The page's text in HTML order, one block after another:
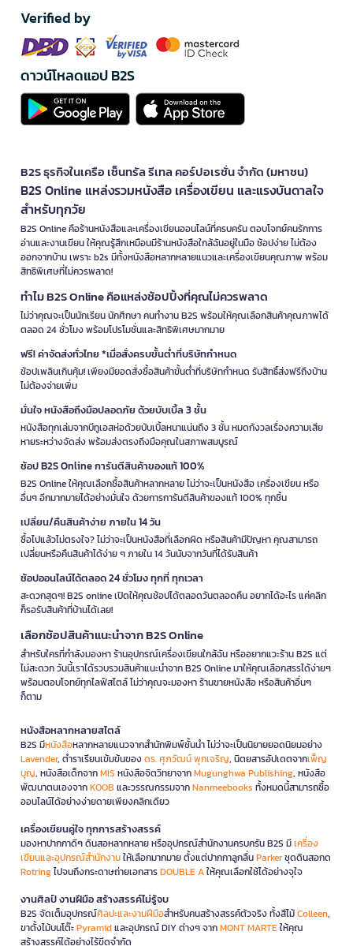
Verified by
ดาวน์โหลดแอป B2S
B2S ธุรกิจในเครือ เซ็นทรัล รีเทล คอร์ปอเรชั่น จำกัด (มหาชน)
B2S Online แหล่งรวมหนังสือ เครื่องเขียน และแรงบันดาลใจ
สำหรับทุกวัย
B2S Online คือร้านหนังสือและเครื่องเขียนออนไลน์ที่ครบครัน ตอบโจทย์คนรักการ
อ่านและงานเขียน ให้คุณรู้สึกเหมือนมีร้านหนังสือใกล้ฉันอยู่ในมือ ช้อปง่าย ไม่ต้อง
ออกจากบ้าน เพราะ b2s มีทั้งหนังสือหลากหลายแนวและเครื่องเขียนคุณภาพ พร้อม
สิทธิพิเศษที่ไม่ควรพลาด!
ทำไม B2S Online คือแหล่งช้อปปิ้งที่คุณไม่ควรพลาด
ไม่ว่าคุณจะเป็นนักเรียน นักศึกษา คนทำงาน B2S พร้อมให้คุณเลือกสินค้าคุณภาพได้
ตลอด 24 ชั่วโมง พร้อมโปรโมชั่นและสิทธิพิเศษมากมาย
ฟรี! ค่าจัดส่งทั่วไทย *เมื่อสั่งครบขั้นต่ำที่บริษัทกำหนด
ช้อปเพลินเกินคุ้ม! เพียงมียอดสั่งซื้อสินค้าขั้นต่ำที่บริษัทกำหนด รับสิทธิ์ส่งฟรีถึงบ้าน
ไม่ต้องจ่ายเพิ่ม
มั่นใจ หนังสือถึงมือปลอดภัย ด้วยบับเบิ้ล 3 ชั้น
หนังสือทุกเล่มจากบีทูเอสห่อด้วยบับเบิ้ลหนาแน่นถึง 3 ชั้น หมดกังวลเรื่องความเสีย
หายระหว่างจัดส่ง พร้อมส่งตรงถึงมือคุณในสภาพสมบูรณ์
ช้อป B2S Online การันตีสินค้าของแท้ 100%
B2S Online ให้คุณเลือกซื้อสินค้าหลากหลาย ไม่ว่าจะเป็นหนังสือ เครื่องเขียน หรือ
อื่นๆ อีกมากมายได้อย่างมั่นใจ ด้วยการการันตีสินค้าของแท้ 100% ทุกชิ้น
เปลี่ยน/คืนสินค้าง่าย ภายใน 14 วัน
ซื้อไปแล้วไม่ตรงใจ? ไม่ว่าจะเป็นหนังสือที่เลือกผิด หรือสินค้ามีปัญหา คุณสามารถ
เปลี่ยนหรือคืนสินค้าได้ง่าย ๆ ภายใน 14 วันนับจากวันที่ได้รับสินค้า
ช้อปออนไลน์ได้ตลอด 24 ชั่วโมง ทุกที่ ทุกเวลา
สะดวกสุดๆ! B2S online เปิดให้คุณช้อปได้ตลอดวันตลอดคืน อยากได้อะไร แค่คลิก
ก็รอรับสินค้าที่บ้านได้เลย!
เลือกช้อปสินค้าแนะนำจาก B2S Online
สำหรับใครที่กำลังมองหา ร้านอุปกรณ์เครื่องเขียนใกล้ฉัน หรืออยากแวะร้าน B2S แต่
ไม่สะดวก วันนี้เราได้รวบรวมสินค้าแนะนำจาก B2S Online มาให้คุณเลือกสรรได้ง่ายๆ
พร้อมตอบโจทย์ทุกไลฟ์สไตล์ ไม่ว่าคุณจะมองหา ร้านขายหนังสือ หรือสินค้าอื่นๆ
ก็ตาม
หนังสือหลากหลายสไตล์
B2S มีหนังสือหลากหลายแนวจากสำนักพิมพ์ชั้นนำ ไม่ว่าจะเป็นนิยายยอดนิยมอย่าง
Lavender, ตำราเรียนเข้มข้นของดร. ศุภวัฒน์ พุกเจริญ, นิตยสารอัปเดตจากเพ็ญ
บุญ, หนังสือเด็กจากMIS หนังสือจิตวิทยาจากMugunghwa Publishing, หนังสือ
พัฒนาตนเองจากKOOB และวรรณกรรมจากNanmeebooks ทั้งหมดนี้สามารถซื้อ
ออนไลน์ได้อย่างง่ายดายเพียงคลิกเดียว
เครื่องเขียนคู่ใจ ทุกการสร้างสรรค์
มองหาปากกาดีๆ ดินสอหลากหลาย หรืออุปกรณ์สำนักงานครบครัน B2S มีเครื่อง
เขียนและอุปกรณ์สำนักงานให้เลือกมากมาย ตั้งแต่ปากกาลูกลื่นParkerชุดดินสอกด
Rotringไปจนถึงกระดาษถ่ายเอกสารDOUBLE Aให้คุณเลือกใช้ได้อย่างจุใจ
งานศิลป์ งานฝีมือ สร้างสรรค์ไม่รู้จบ
B2S จัดเต็มอุปกรณ์ศิลปะและงานฝีมือสำหรับคนสร้างสรรค์ตัวจริง ทั้งสีไม้Colleen,
ขาตั้งไม้บนโต๊ะPyramidและอุปกรณ์ DIY ต่างๆ จากMONT MARTEให้คุณ
สร้างสรรค์ได้อย่างไร้ขีดจำกัด